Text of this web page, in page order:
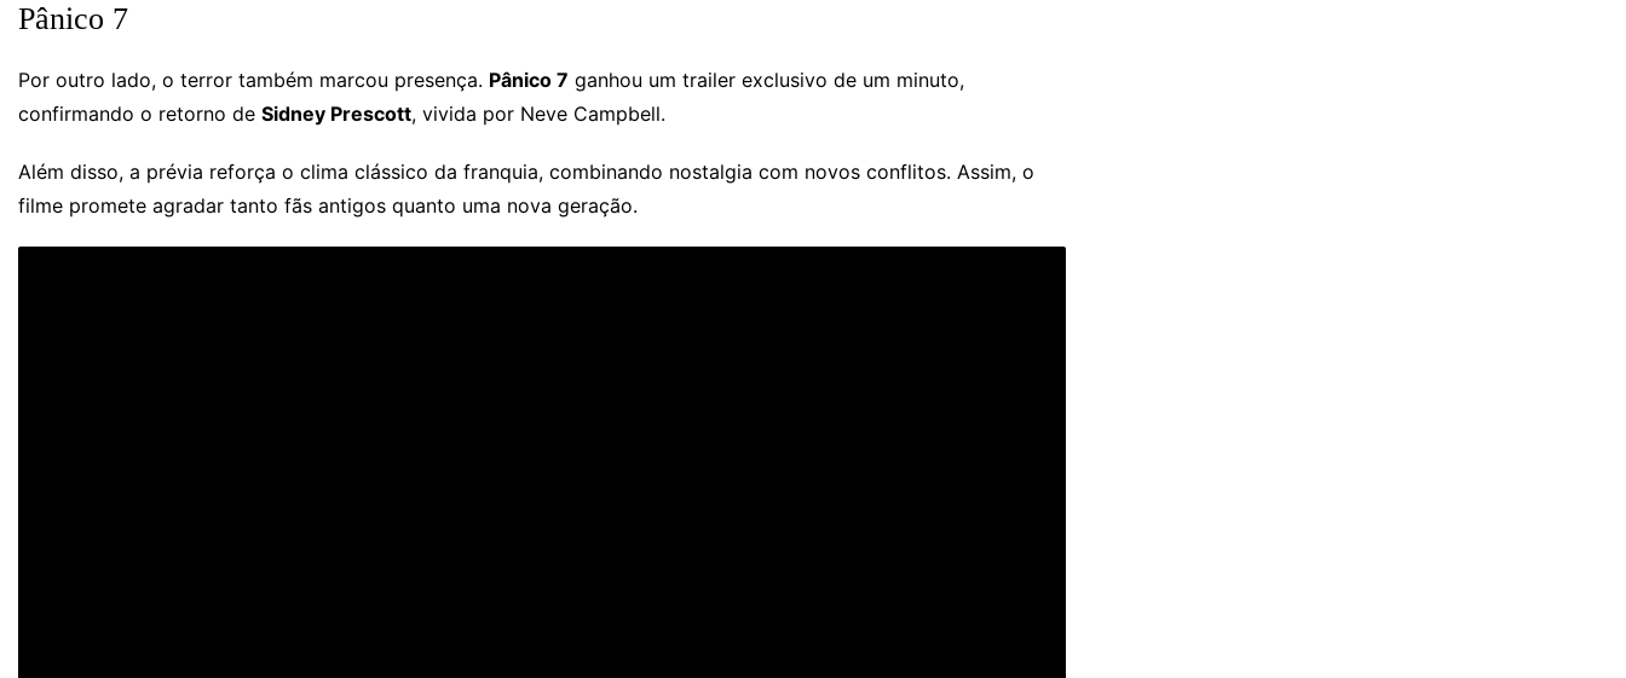
Pânico 7
Por outro lado, o terror também marcou presença. Pânico 7 ganhou um trailer exclusivo de um minuto,
confirmando o retorno de Sidney Prescott, vivida por Neve Campbell.
Além disso, a prévia reforça o clima clássico da franquia, combinando nostalgia com novos conflitos. Assim, o
filme promete agradar tanto fãs antigos quanto uma nova geração.